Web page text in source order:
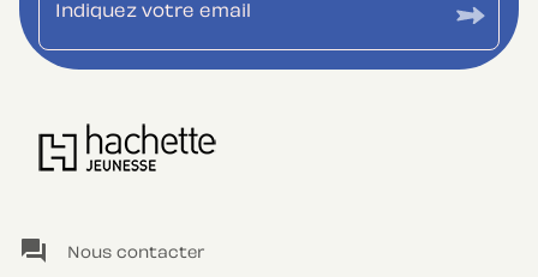
Indiquez votre email
question_answer Nous contacter